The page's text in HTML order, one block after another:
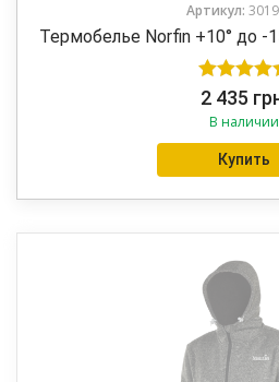
Артикул:
Термобелье Norfin +10° до -
Оценка
из 5
2 435
В наличии
Купить